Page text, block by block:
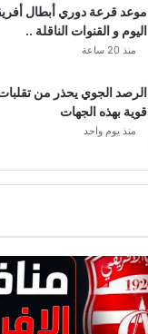
اليوم و القنوات الناقلة ..
منذ 20 ساعة
الرصد الجوي يحذر من تقلبات
قوية بهذه الجهات
منذ يوم واحد